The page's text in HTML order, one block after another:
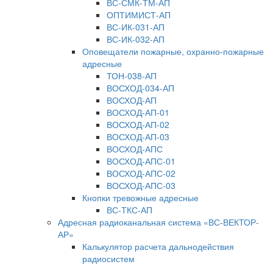
ВС-СМК-ТМ-АП
ОПТИМИСТ-АП
ВС-ИК-031-АП
ВС-ИК-032-АП
Оповещатели пожарные, охранно-пожарные
адресные
ТОН-038-АП
ВОСХОД-034-АП
ВОСХОД-АП
ВОСХОД-АП-01
ВОСХОД-АП-02
ВОСХОД-АП-03
ВОСХОД-АПС
ВОСХОД-АПС-01
ВОСХОД-АПС-02
ВОСХОД-АПС-03
Кнопки тревожные адресные
ВС-ТКС-АП
Адресная радиоканальная система «ВС-ВЕКТОР-
АР»
Калькулятор расчета дальнодействия
радиосистем